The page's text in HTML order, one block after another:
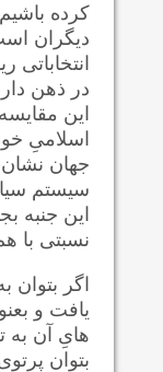
کرده
دیگران
در ذهن
این
اسلامیِ
جهان نشان
سیستم
این جنبه
نسبتی با
اگر
یافت و
هایِ آن به
بتوان